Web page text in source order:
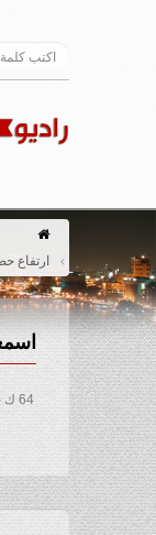
ارتفاع
64 ك ب/ث